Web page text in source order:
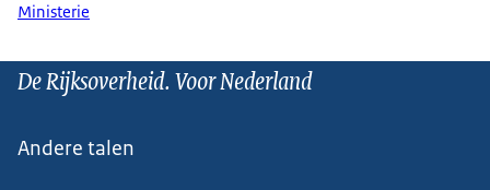
Ministerie
De Rijksoverheid. Voor Nederland
Andere talen